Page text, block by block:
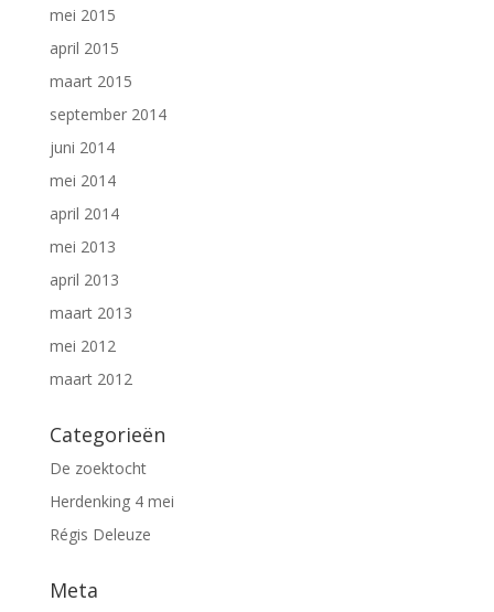
mei 2015
april 2015
maart 2015
september 2014
juni 2014
mei 2014
april 2014
mei 2013
april 2013
maart 2013
mei 2012
maart 2012
Categorieën
De zoektocht
Herdenking 4 mei
Régis Deleuze
Meta